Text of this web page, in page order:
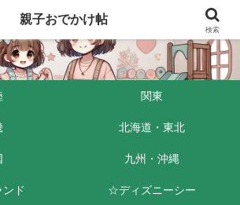
関東
北海道・東北
九州・沖縄
ド ☆ディズニーシー
親子おでかけ帖
検索